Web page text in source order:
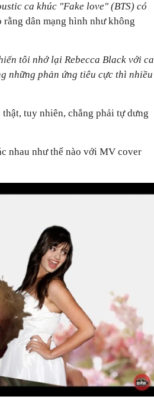
ca khúc "Fake love" (BTS) có
dân mạng hình như không
tôi nhớ lại Rebecca Black với ca
những phản ứng tiêu cực thì nhiều
tuy nhiên, chẳng phải tự dưng
nhau như thế nào với MV cover